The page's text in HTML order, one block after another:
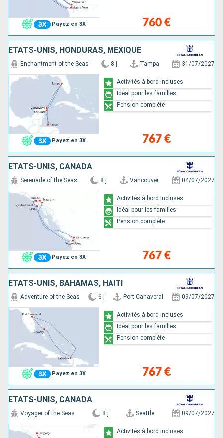
Payez en 3X 760 €
ÉTATS-UNIS, HONDURAS, MEXIQUE
Payez en 3X
Enchantment of the Seas 8 j Tampa 31/07/2027
767 €
Activités à bord incluses
Idéal pour les familles
Pension complète
ÉTATS-UNIS, CANADA
Payez en 3X
Serenade of the Seas 8 j Vancouver 04/07/2027
767 €
Activités à bord incluses
Idéal pour les familles
Pension complète
ÉTATS-UNIS, BAHAMAS, HAÏTI
Payez en 3X
Adventure of the Seas 6 j Port Canaveral 09/07/2027
767 €
Activités à bord incluses
Idéal pour les familles
Pension complète
ÉTATS-UNIS, CANADA
Voyager of the Seas 8 j Seattle 09/07/2027
Activités à bord incluses